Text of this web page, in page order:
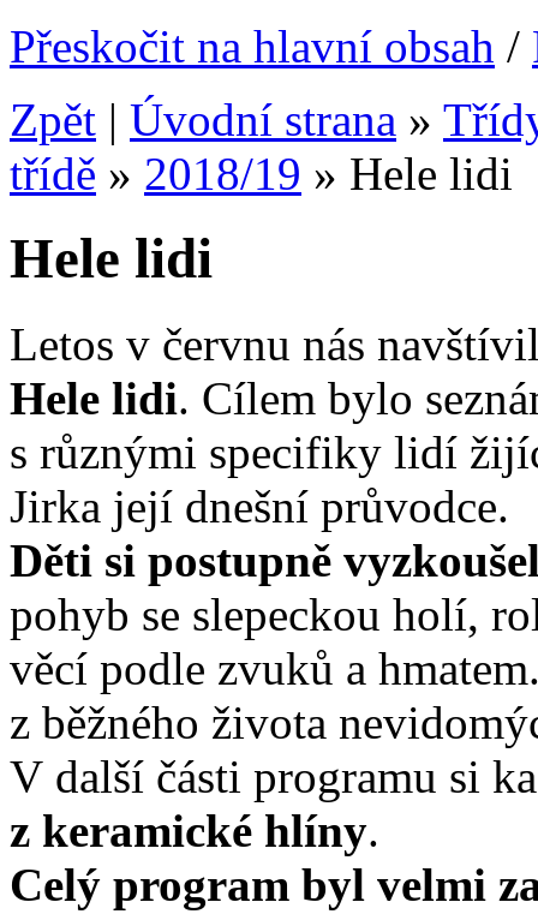
Přeskočit na hlavní obsah /
Zpět | Úvodní strana »
třídě » 2018/19 » Hele lidi
Hele lidi
Letos v červnu nás
Hele lidi. Cílem bylo
s různými specifiky lidí
Jirka její dnešní průvodce.
Děti si postupně
pohyb se slepeckou holí,
věcí podle zvuků a
z běžného života
V další části programu si
z keramické hlíny.
Celý program byl velmi